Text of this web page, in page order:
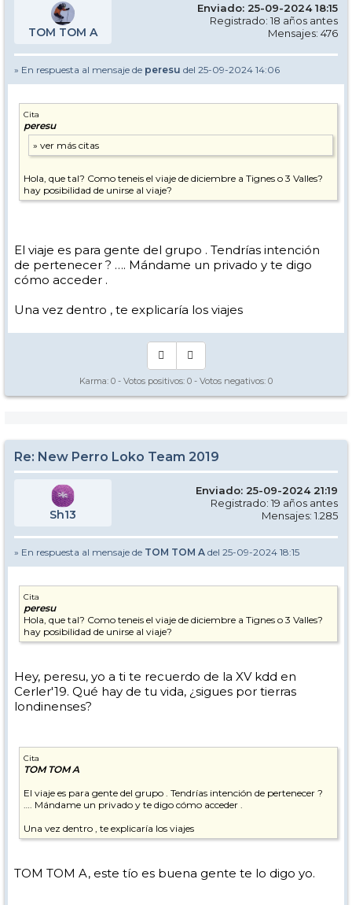
TOM TOM A
Enviado: 25-09-2024 18:15
Registrado: 18 años antes
Mensajes: 476
» En respuesta al mensaje de peresu del 25-09-2024 14:06
Cita
peresu
Hola, que tal? Como teneis el viaje de diciembre a Tignes o 3 Valles?
hay posibilidad de unirse al viaje?
El viaje es para gente del grupo . Tendrías intención
de pertenecer ? …. Mándame un privado y te digo
cómo acceder .
Una vez dentro , te explicaría los viajes
Karma: 0 - Votos positivos: 0 - Votos negativos: 0
Re: New Perro Loko Team 2019
Sh13
Enviado: 25-09-2024 21:19
Registrado: 19 años antes
Mensajes: 1.285
» En respuesta al mensaje de TOM TOM A del 25-09-2024 18:15
Cita
peresu
Hola, que tal? Como teneis el viaje de diciembre a Tignes o 3 Valles?
hay posibilidad de unirse al viaje?
Hey, peresu, yo a ti te recuerdo de la XV kdd en
Cerler'19. Qué hay de tu vida, ¿sigues por tierras
londinenses?
Cita
TOM TOM A
El viaje es para gente del grupo . Tendrías intención de pertenecer ?
…. Mándame un privado y te digo cómo acceder .
Una vez dentro , te explicaría los viajes
TOM TOM A, este tío es buena gente te lo digo yo.